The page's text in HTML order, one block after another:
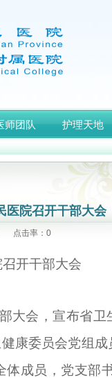
师团队 护理天地
医院召开干部大会
点击率：0
开干部大会
大会，宣布省卫
康委员会‌党组成
成员，党支部